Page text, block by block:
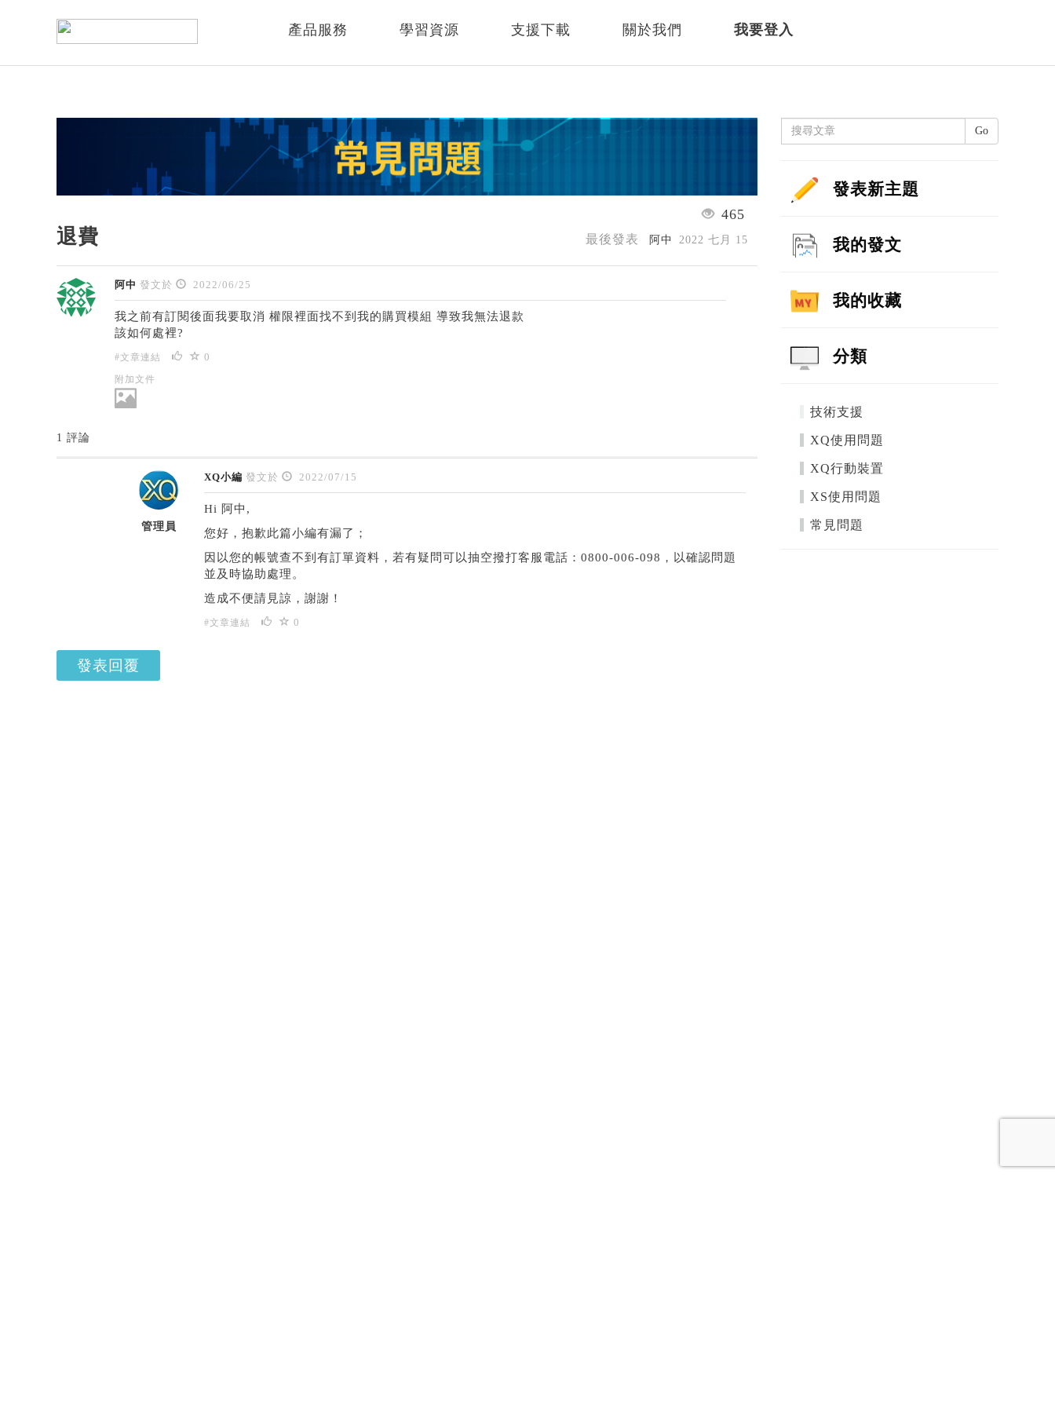
產品服務 學習資源 支援下載 關於我們 我要登入
退費
465
最後發表 阿中 2022 七月 15
阿中 發文於 2022/06/25
我之前有訂閱後面我要取消 權限裡面找不到我的購買模組 導致我無法退款
該如何處裡?
#文章連結 0
附加文件
1 評論
管理員
XQ小編 發文於 2022/07/15
Hi 阿中,
您好，抱歉此篇小編有漏了；
因以您的帳號查不到有訂單資料，若有疑問可以抽空撥打客服電話：0800-006-098，以確認問題
並及時協助處理。
造成不便請見諒，謝謝！
#文章連結 0
發表回覆
Go
發表新主題
我的發文
我的收藏
分類
技術支援
XQ使用問題
XQ行動裝置
XS使用問題
常見問題